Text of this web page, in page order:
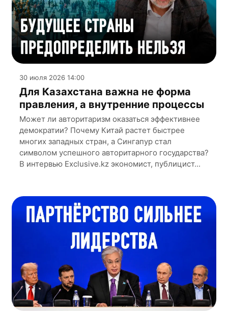
30 июля 2026 14:00
Для Казахстана важна не форма
правления, а внутренние процессы
Может ли авторитаризм оказаться эффективнее
демократии? Почему Китай растет быстрее
многих западных стран, а Сингапур стал
символом успешного авторитарного государства?
В интервью Exclusive.kz экономист, публицист...